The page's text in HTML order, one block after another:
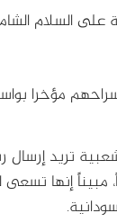
السلام
مؤخرا
تريد
مبيناً إنها